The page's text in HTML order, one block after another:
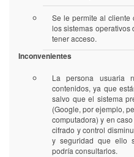
Se le permite al cliente
los sistemas operativos
tener acceso.
Inconvenientes
La persona usuaria
contenidos, ya que
salvo que el sistema
(Google, por ejemplo,
computadora) y en
cifrado y control
y seguridad que ello
podría consultarlos.